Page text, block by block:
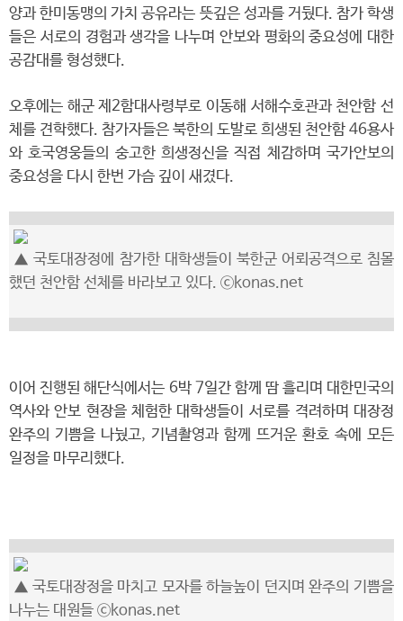
양과 한미동맹의 가치 공유라는 뜻깊은 성과를 거뒀다. 참가 학생
들은 서로의 경험과 생각을 나누며 안보와 평화의 중요성에 대한
공감대를 형성했다.
오후에는 해군 제2함대사령부로 이동해 서해수호관과 천안함 선
체를 견학했다. 참가자들은 북한의 도발로 희생된 천안함 46용사
와 호국영웅들의 숭고한 희생정신을 직접 체감하며 국가안보의
중요성을 다시 한번 가슴 깊이 새겼다.
▲ 국토대장정에 참가한 대학생들이 북한군 어뢰공격으로 침몰
했던 천안함 선체를 바라보고 있다. ⓒkonas.net
이어 진행된 해단식에서는 6박 7일간 함께 땀 흘리며 대한민국의
역사와 안보 현장을 체험한 대학생들이 서로를 격려하며 대장정
완주의 기쁨을 나눴고, 기념촬영과 함께 뜨거운 환호 속에 모든
일정을 마무리했다.
▲ 국토대장정을 마치고 모자를 하늘높이 던지며 완주의 기쁨을
나누는 대원들 ⓒkonas.net